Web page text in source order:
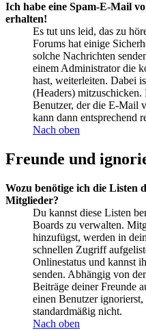
Ich habe eine Spam-E-Mail
erhalten!
Es tut uns leid, das zu
Forums hat einige
solche Nachrichten
einem Administrator die
hast, weiterleiten. Dabei
(Headers) mitzuschicken.
Benutzer, der die E-Mail
kann dann entsprechend
Nach oben
Freunde und
Wozu benötige ich die Listen
Mitglieder?
Du kannst diese Listen
Boards zu verwalten.
hinzufügst, werden in
schnellen Zugriff
Onlinestatus und kannst
senden. Abhängig von
Beiträge deiner Freunde
einen Benutzer
standardmäßig nicht.
Nach oben